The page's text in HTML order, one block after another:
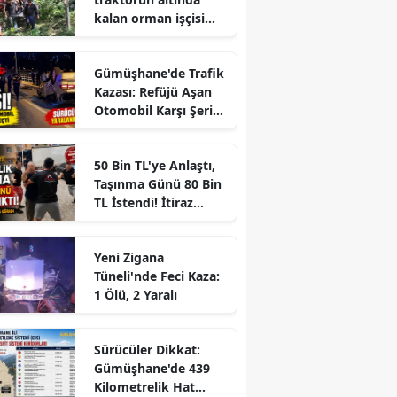
kalan orman işçisi
Gümüşhane'de Trafik
Kazası: Refüjü Aşan
Otomobil Karşı Şeride
50 Bin TL'ye Anlaştı,
Taşınma Günü 80 Bin
TL İstendi! İtiraz
Yeni Zigana
Tüneli'nde Feci Kaza:
1 Ölü, 2 Yaralı
Sürücüler Dikkat:
Gümüşhane'de 439
Kilometrelik Hat